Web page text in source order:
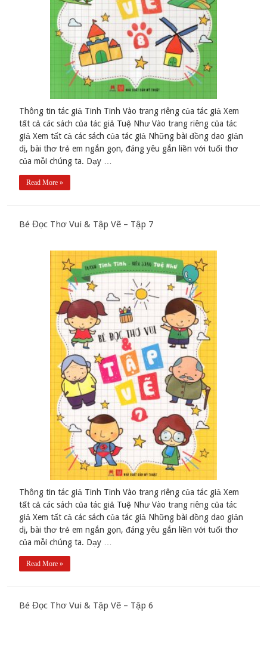
Thông tin tác giả Tinh Tinh Vào trang riêng của tác giả Xem
tất cả các sách của tác giả Tuệ Như Vào trang riêng của tác
giả Xem tất cả các sách của tác giả Những bài đồng dao giản
dị, bài thơ trẻ em ngắn gọn, đáng yêu gắn liền với tuổi thơ
của mỗi chúng ta. Dạy …
Read More »
Bé Đọc Thơ Vui & Tập Vẽ – Tập 7
Thông tin tác giả Tinh Tinh Vào trang riêng của tác giả Xem
tất cả các sách của tác giả Tuệ Như Vào trang riêng của tác
giả Xem tất cả các sách của tác giả Những bài đồng dao giản
dị, bài thơ trẻ em ngắn gọn, đáng yêu gắn liền với tuổi thơ
của mỗi chúng ta. Dạy …
Read More »
Bé Đọc Thơ Vui & Tập Vẽ – Tập 6